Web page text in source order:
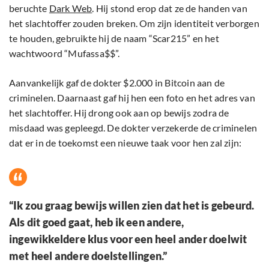
beruchte Dark Web. Hij stond erop dat ze de handen van
het slachtoffer zouden breken. Om zijn identiteit verborgen
te houden, gebruikte hij de naam “Scar215” en het
wachtwoord “Mufassa$$”.
Aanvankelijk gaf de dokter $2.000 in Bitcoin aan de
criminelen. Daarnaast gaf hij hen een foto en het adres van
het slachtoffer. Hij drong ook aan op bewijs zodra de
misdaad was gepleegd. De dokter verzekerde de criminelen
dat er in de toekomst een nieuwe taak voor hen zal zijn:
“Ik zou graag bewijs willen zien dat het is gebeurd.
Als dit goed gaat, heb ik een andere,
ingewikkeldere klus voor een heel ander doelwit
met heel andere doelstellingen.”